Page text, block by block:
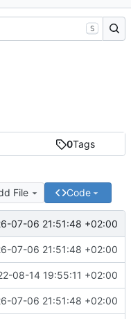
0Tags
File Code
07-06 21:51:48 +02:00
07-06 21:51:48 +02:00
08-14 19:55:11 +02:00
07-06 21:51:48 +02:00
S